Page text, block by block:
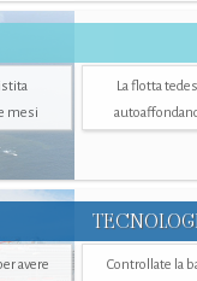
mesi
La flotta
avere
Controllate la